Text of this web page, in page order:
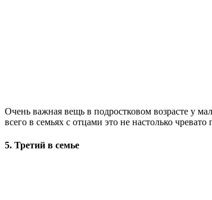
Очень важная вещь в подростковом возрасте у
всего в семьях с отцами это не настолько
5. Третий в семье